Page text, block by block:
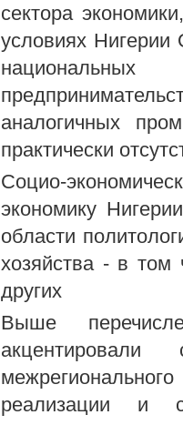
сектора
условиях Нигерии
аналогичных
практически
Социо-
экономику
области
хозяйства - в
других
Выше
реализации и